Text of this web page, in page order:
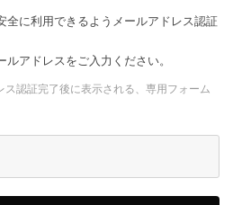
全に利用できるようメールアドレス認証
アドレスをご入力ください。
認証完了後に表示される、専用フォーム